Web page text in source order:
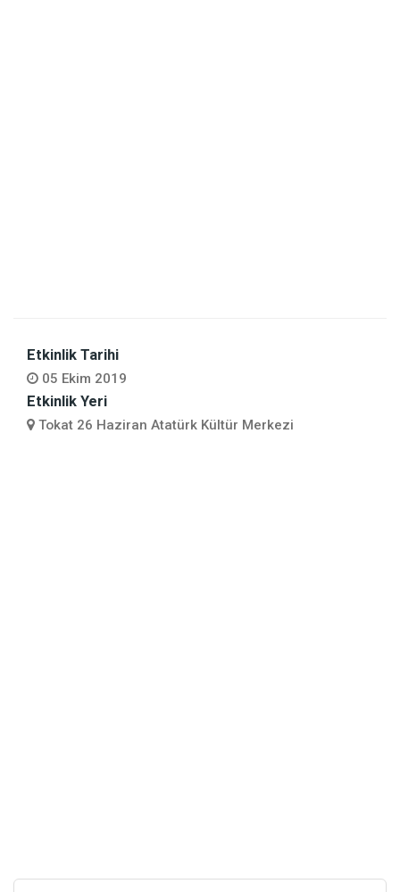
Etkinlik Tarihi
05 Ekim 2019
Etkinlik Yeri
Tokat 26 Haziran Atatürk Kültür Merkezi